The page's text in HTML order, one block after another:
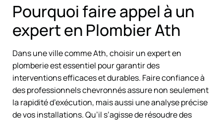
Pourquoi faire appel à un
expert en Plombier Ath
Dans une ville comme Ath, choisir un expert en
plomberie est essentiel pour garantir des
interventions efficaces et durables. Faire confiance à
des professionnels chevronnés assure non seulement
la rapidité d’exécution, mais aussi une analyse précise
de vos installations. Qu’il s’agisse de résoudre des